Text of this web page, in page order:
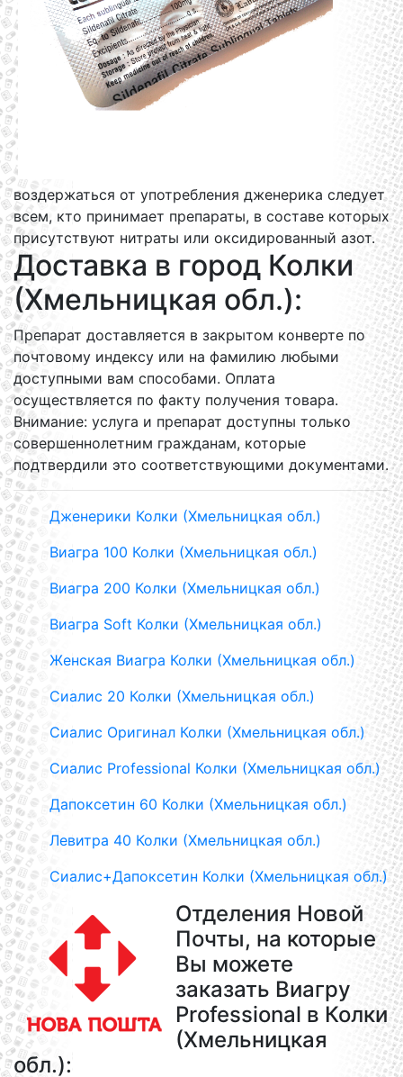
воздержаться от употребления дженерика следует
всем, кто принимает препараты, в составе которых
присутствуют нитраты или оксидированный азот.
Доставка в город Колки
(Хмельницкая обл.):
Препарат доставляется в закрытом конверте по
почтовому индексу или на фамилию любыми
доступными вам способами. Оплата
осуществляется по факту получения товара.
Внимание: услуга и препарат доступны только
совершеннолетним гражданам, которые
подтвердили это соответствующими документами.
Дженерики Колки (Хмельницкая обл.)
Виагра 100 Колки (Хмельницкая обл.)
Виагра 200 Колки (Хмельницкая обл.)
Виагра Soft Колки (Хмельницкая обл.)
Женская Виагра Колки (Хмельницкая обл.)
Сиалис 20 Колки (Хмельницкая обл.)
Сиалис Оригинал Колки (Хмельницкая обл.)
Сиалис Professional Колки (Хмельницкая обл.)
Дапоксетин 60 Колки (Хмельницкая обл.)
Левитра 40 Колки (Хмельницкая обл.)
Сиалис+Дапоксетин Колки (Хмельницкая обл.)
Отделения Новой
Почты, на которые
Вы можете
заказать Виагру
Professional в Колки
(Хмельницкая
обл.):